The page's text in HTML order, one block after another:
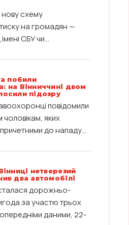
нову схему
на громадян —
СБУ чи...
побили
на Вінниччині двом
підозру
повідомили
яких
до нападу...
нетверезий
два автомобілі
сталася дорожньо-
за участю трьох
даними, 22-